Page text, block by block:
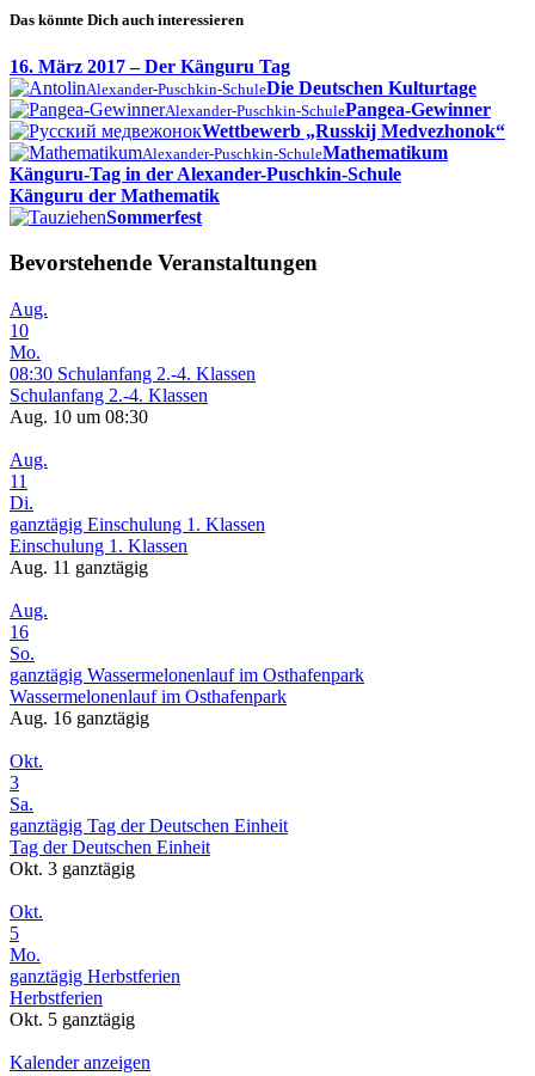
Das könnte Dich auch interessieren
16. März 2017 – Der Känguru Tag
Alexander-Puschkin-SchuleDie Deutschen Kulturtage
Alexander-Puschkin-SchulePangea-Gewinner
Wettbewerb „Russkij Medvezhonok“
Alexander-Puschkin-SchuleMathematikum
Känguru-Tag in der Alexander-Puschkin-Schule
Känguru der Mathematik
Sommerfest
Bevorstehende Veranstaltungen
Aug.
10
Mo.
08:30 Schulanfang 2.-4. Klassen
Schulanfang 2.-4. Klassen
Aug. 10 um 08:30
Aug.
11
Di.
ganztägig Einschulung 1. Klassen
Einschulung 1. Klassen
Aug. 11 ganztägig
Aug.
16
So.
ganztägig Wassermelonenlauf im Osthafenpark
Wassermelonenlauf im Osthafenpark
Aug. 16 ganztägig
Okt.
3
Sa.
ganztägig Tag der Deutschen Einheit
Tag der Deutschen Einheit
Okt. 3 ganztägig
Okt.
5
Mo.
ganztägig Herbstferien
Herbstferien
Okt. 5 ganztägig
Kalender anzeigen